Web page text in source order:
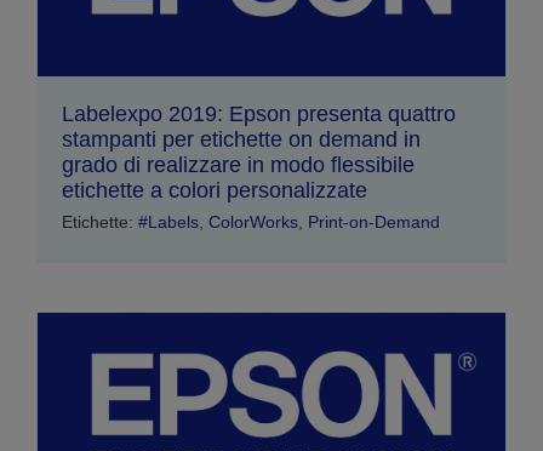
Labelexpo 2019: Epson presenta quattro
stampanti per etichette on demand in
grado di realizzare in modo flessibile
etichette a colori personalizzate
Etichette: #Labels ColorWorks Print-on-Demand